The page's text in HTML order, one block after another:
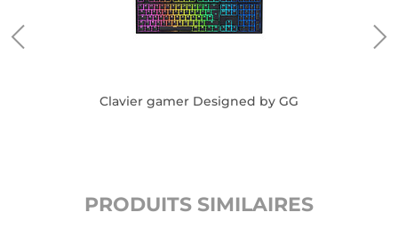
Clavier gamer Designed by GG
PRODUITS SIMILAIRES